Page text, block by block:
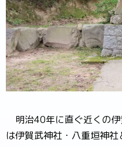
明治40年に直ぐ近くの
は伊賀武神社・八重垣神社